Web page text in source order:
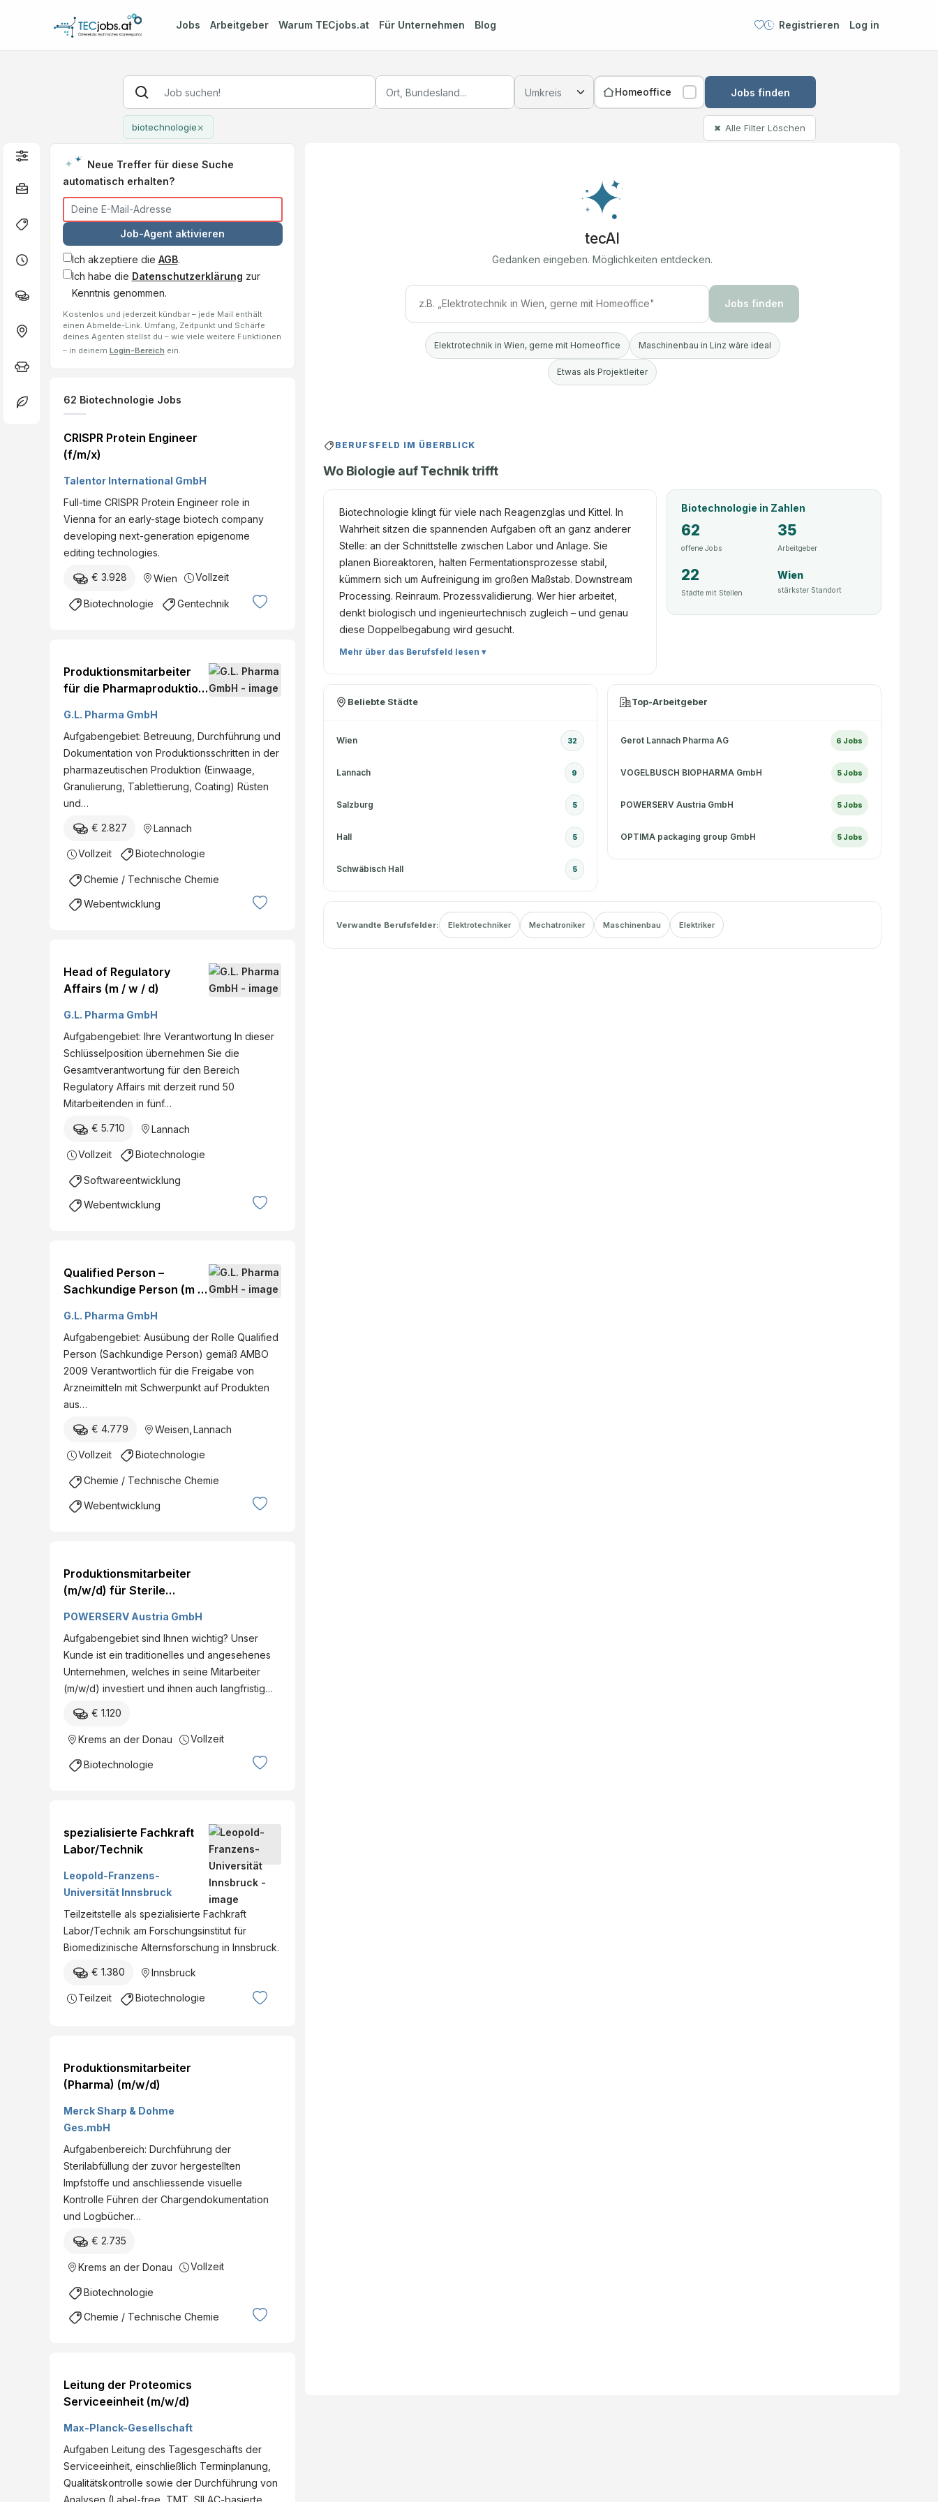
Jobs Arbeitgeber Warum TECjobs.at Für Unternehmen Blog Registrieren Log in
Homeoffice Jobs finden
biotechnologie× ✖ Alle Filter Löschen
Neue Treffer für diese Suche
automatisch erhalten?
Job-Agent aktivieren
Ich akzeptiere die AGB.
Ich habe die Datenschutzerklärung zur
Kenntnis genommen.
Kostenlos und jederzeit kündbar – jede Mail enthält
einen Abmelde-Link. Umfang, Zeitpunkt und Schärfe
deines Agenten stellst du – wie viele weitere Funktionen
– in deinem Login-Bereich ein.
62 Biotechnologie Jobs
CRISPR Protein Engineer
(f/m/x)
Talentor International GmbH
Full-time CRISPR Protein Engineer role in
Vienna for an early-stage biotech company
developing next-generation epigenome
editing technologies.
€ 3.928 Wien Vollzeit
Biotechnologie Gentechnik
Produktionsmitarbeiter
für die Pharmaproduktion
w / d)
G.L. Pharma GmbH
Aufgabengebiet: Betreuung, Durchführung und
Dokumentation von Produktionsschritten in der
pharmazeutischen Produktion (Einwaage,
Granulierung, Tablettierung, Coating) Rüsten
und…
€ 2.827 Lannach
Vollzeit Biotechnologie
Chemie / Technische Chemie
Webentwicklung
Head of Regulatory
Affairs (m / w / d)
G.L. Pharma GmbH
Aufgabengebiet: Ihre Verantwortung In dieser
Schlüsselposition übernehmen Sie die
Gesamtverantwortung für den Bereich
Regulatory Affairs mit derzeit rund 50
Mitarbeitenden in fünf…
€ 5.710 Lannach
Vollzeit Biotechnologie
Softwareentwicklung
Webentwicklung
Qualified Person –
Sachkundige Person (m /
G.L. Pharma GmbH
Aufgabengebiet: Ausübung der Rolle Qualified
Person (Sachkundige Person) gemäß AMBO
2009 Verantwortlich für die Freigabe von
Arzneimitteln mit Schwerpunkt auf Produkten
aus…
€ 4.779 Weisen Lannach
Vollzeit Biotechnologie
Chemie / Technische Chemie
Webentwicklung
Produktionsmitarbeiter
(m/w/d) für Sterile
Kontrolle Krems an der
Donau Vollzeit
POWERSERV Austria GmbH
Aufgabengebiet sind Ihnen wichtig? Unser
Kunde ist ein traditionelles und angesehenes
Unternehmen, welches in seine Mitarbeiter
(m/w/d) investiert und ihnen auch langfristig…
€ 1.120
Krems an der Donau Vollzeit
Biotechnologie
spezialisierte Fachkraft
Labor/Technik
Leopold-Franzens-
Universität Innsbruck
Teilzeitstelle als spezialisierte Fachkraft
Labor/Technik am Forschungsinstitut für
Biomedizinische Alternsforschung in Innsbruck.
€ 1.380 Innsbruck
Teilzeit Biotechnologie
Produktionsmitarbeiter
(Pharma) (m/w/d)
Merck Sharp & Dohme
Ges.mbH
Aufgabenbereich: Durchführung der
Sterilabfüllung der zuvor hergestellten
Impfstoffe und anschliessende visuelle
Kontrolle Führen der Chargendokumentation
und Logbücher…
€ 2.735
Krems an der Donau Vollzeit
Biotechnologie
Chemie / Technische Chemie
Leitung der Proteomics
Serviceeinheit (m/w/d)
Max-Planck-Gesellschaft
Aufgaben Leitung des Tagesgeschäfts der
Serviceeinheit, einschließlich Terminplanung,
Qualitätskontrolle sowie der Durchführung von
tecAI
Gedanken eingeben. Möglichkeiten entdecken.
Jobs finden
Elektrotechnik in Wien, gerne mit Homeoffice Maschinenbau in Linz wäre ideal
Etwas als Projektleiter
BERUFSFELD IM ÜBERBLICK
Wo Biologie auf Technik trifft
Biotechnologie klingt für viele nach Reagenzglas und Kittel. In
Wahrheit sitzen die spannenden Aufgaben oft an ganz anderer
Stelle: an der Schnittstelle zwischen Labor und Anlage. Sie
planen Bioreaktoren, halten Fermentationsprozesse stabil,
kümmern sich um Aufreinigung im großen Maßstab. Downstream
Processing. Reinraum. Prozessvalidierung. Wer hier arbeitet,
denkt biologisch und ingenieurtechnisch zugleich – und genau
diese Doppelbegabung wird gesucht.
Mehr über das Berufsfeld lesen ▾
Biotechnologie in Zahlen
62
offene Jobs
35
Arbeitgeber
22
Städte mit Stellen
Wien
stärkster Standort
Beliebte Städte
Wien 32
Lannach 9
Salzburg 5
Hall 5
Schwäbisch Hall 5
Top-Arbeitgeber
Gerot Lannach Pharma AG 6 Jobs
VOGELBUSCH BIOPHARMA GmbH 5 Jobs
POWERSERV Austria GmbH 5 Jobs
OPTIMA packaging group GmbH 5 Jobs
Verwandte Berufsfelder: Elektrotechniker Mechatroniker Maschinenbau Elektriker